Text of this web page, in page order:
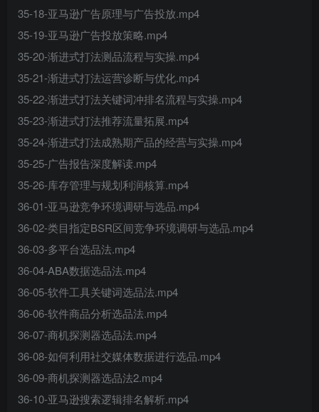
35-18-亚马逊广告原理与广告投放.mp4
35-19-亚马逊广告投放策略.mp4
35-20-渐进式打法测品流程与实操.mp4
35-21-渐进式打法运营诊断与优化.mp4
35-22-渐进式打法关键词冲排名流程与实操.mp4
35-23-渐进式打法推荐流量拓展.mp4
35-24-渐进式打法成熟期产品的经营与实操.mp4
35-25-广告报告深度解读.mp4
35-26-库存管理与规划利润核算.mp4
36-01-亚马逊竞争环境调研与选品.mp4
36-02-类目指定BSR区间竞争环境调研与选品.mp4
36-03-多平台选品法.mp4
36-04-ABA数据选品法.mp4
36-05-软件工具关键词选品法.mp4
36-06-软件商品分析选品法.mp4
36-07-商机探测器选品法.mp4
36-08-如何利用社交媒体数据进行选品.mp4
36-09-商机探测器选品法2.mp4
36-10-亚马逊搜索逻辑排名解析.mp4